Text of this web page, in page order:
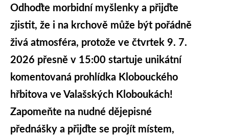
Odhoďte morbidní myšlenky a přijďte
zjistit, že i na krchově může být pořádně
živá atmosféra, protože ve čtvrtek 9. 7.
2026 přesně v 15:00 startuje unikátní
komentovaná prohlídka Klobouckého
hřbitova ve Valašských Kloboukách!
Zapomeňte na nudné dějepisné
přednášky a přijďte se projít místem,